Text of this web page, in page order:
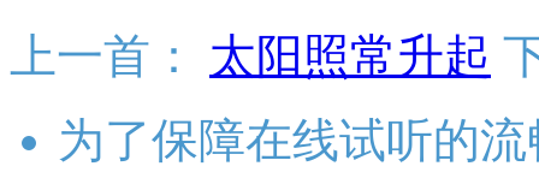
上一首：
太阳照常升起
为了保障在线试听的